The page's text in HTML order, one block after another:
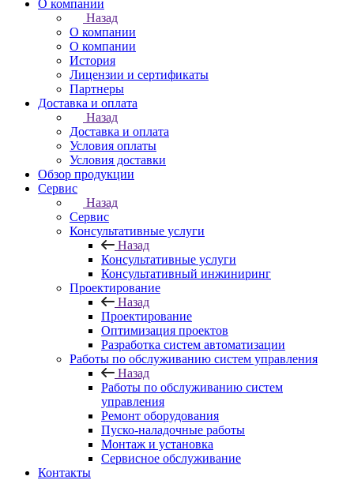
О компании
Назад
О компании
О компании
История
Лицензии и сертификаты
Партнеры
Доставка и оплата
Назад
Доставка и оплата
Условия оплаты
Условия доставки
Обзор продукции
Сервис
Назад
Сервис
Консультативные услуги
Назад
Консультативные услуги
Консультативный инжиниринг
Проектирование
Назад
Проектирование
Оптимизация проектов
Разработка систем автоматизации
Работы по обслуживанию систем управления
Назад
Работы по обслуживанию систем
управления
Ремонт оборудования
Пуско-наладочные работы
Монтаж и установка
Сервисное обслуживание
Контакты